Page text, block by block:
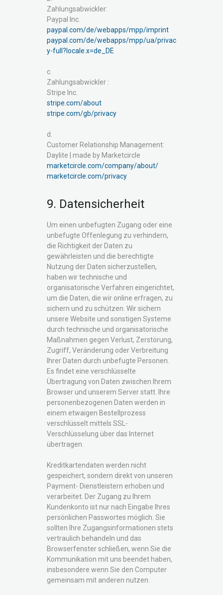
Zahlungsabwickler:
Paypal Inc.
paypal.com/de/webapps/mpp/imprint
paypal.com/de/webapps/mpp/ua/privac
y-full?locale.x=de_DE
c.
Zahlungsabwickler :
Stripe Inc.
stripe.com/about
stripe.com/gb/privacy
d.
Customer Relationship Management:
Daylite | made by Marketcircle
marketcircle.com/company/about/
marketcircle.com/privacy
9. Datensicherheit
Um einen unbefugten Zugang oder eine
unbefugte Offenlegung zu verhindern,
die Richtigkeit der Daten zu
gewährleisten und die berechtigte
Nutzung der Daten sicherzustellen,
haben wir technische und
organisatorische Verfahren eingerichtet,
um die Daten, die wir online erfragen, zu
sichern und zu schützen. Wir sichern
unsere Website und sonstigen Systeme
durch technische und organisatorische
Maßnahmen gegen Verlust, Zerstörung,
Zugriff, Veränderung oder Verbreitung
Ihrer Daten durch unbefugte Personen.
Es findet eine verschlüsselte
Übertragung von Daten zwischen Ihrem
Browser und unserem Server statt. Ihre
personenbezogenen Daten werden in
einem etwaigen Bestellprozess
verschlüsselt mittels SSL-
Verschlüsselung über das Internet
übertragen.
Kreditkartendaten werden nicht
gespeichert, sondern direkt von unseren
Payment- Dienstleistern erhoben und
verarbeitet. Der Zugang zu Ihrem
Kundenkonto ist nur nach Eingabe Ihres
persönlichen Passwortes möglich. Sie
sollten Ihre Zugangsinformationen stets
vertraulich behandeln und das
Browserfenster schließen, wenn Sie die
Kommunikation mit uns beendet haben,
insbesondere wenn Sie den Computer
gemeinsam mit anderen nutzen.